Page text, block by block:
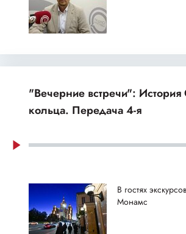
"Вечерние встречи": История
кольца. Передача 4-я
В гостях
Монамс